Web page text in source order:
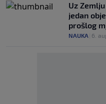
Uz
jedan
prošlog
NAUKA 6.